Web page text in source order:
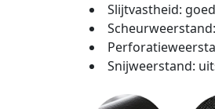
Slijtvastheid: goed
Snijweerstand: